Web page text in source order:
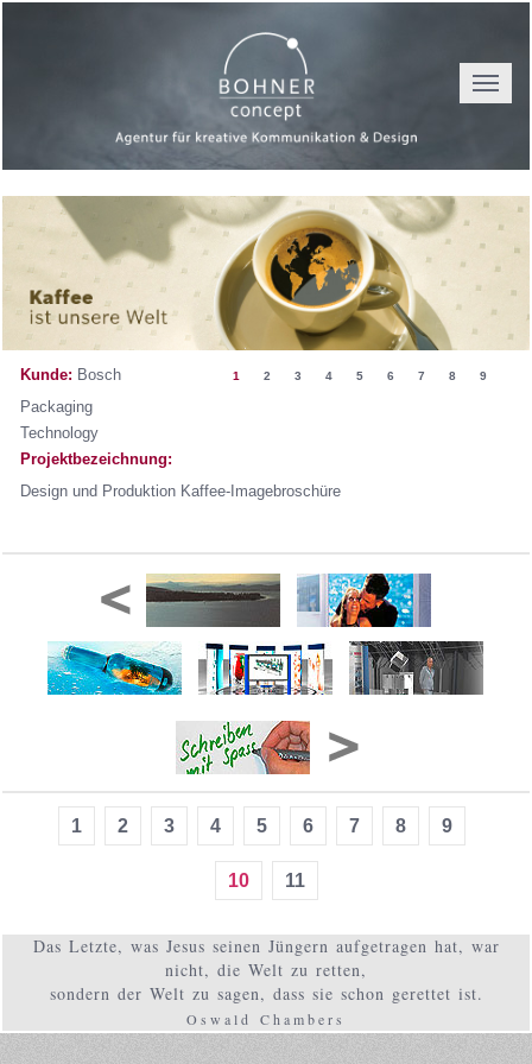
Toggle
1 2 3 4 5 6 7 8 9
Kunde: Bosch
Packaging
Technology
Projektbezeichnung:
Design und Produktion Kaffee-Imagebroschüre
1 2 3 4 5 6 7 8 9
10 11
Das Letzte, was Jesus seinen Jüngern aufgetragen hat, war
nicht, die Welt zu retten,
sondern der Welt zu sagen, dass sie schon gerettet ist.
Oswald Chambers